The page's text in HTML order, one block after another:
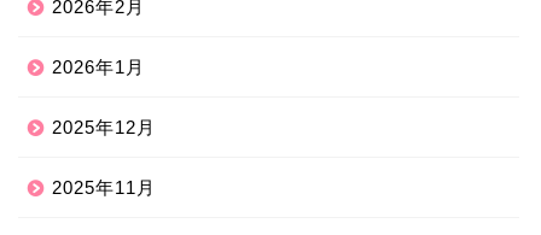
2026年2月
2026年1月
2025年12月
2025年11月